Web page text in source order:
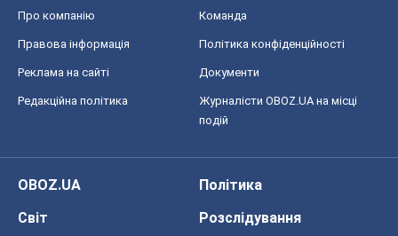
Про компанію Команда
Правова інформація Політика конфіденційності
Реклама на сайті Документи
Редакційна політика
Журналісти OBOZ.UA на місці
подій
OBOZ.UA
Політика
Світ
Розслідування